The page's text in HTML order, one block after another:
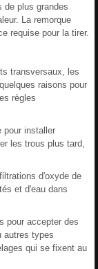
de plus grandes
La remorque
requise pour la tirer.
transversaux, les
raisons pour
règles
pour installer
les trous plus tard,
d'oxyde de
et d'eau dans
pour accepter des
autres types
qui se fixent au